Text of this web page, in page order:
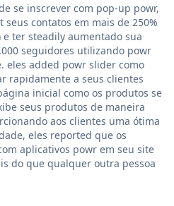
se inscrever com pop-up powr,
seus contatos em mais de 250%
ter steadily aumentado sua
seguidores utilizando powr
eles added powr slider como
rapidamente a seus clientes
inicial como os produtos se
seus produtos de maneira
aos clientes uma ótima
eles reported que os
aplicativos powr em seu site
do que qualquer outra pessoa